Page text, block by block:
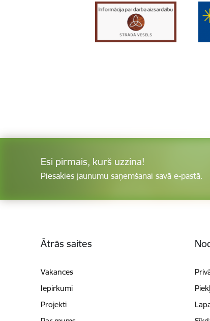
Esi pirmais, kurš uzzina!
Piesakies jaunumu saņemšanai savā e-pastā.
Ātrās saites
Vakances
Iepirkumi
Projekti